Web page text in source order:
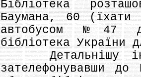
Бібліотека
Баумана, 60 (їхати
автобусом №47
бібліотека України
Детальнішу
зателефонувавши